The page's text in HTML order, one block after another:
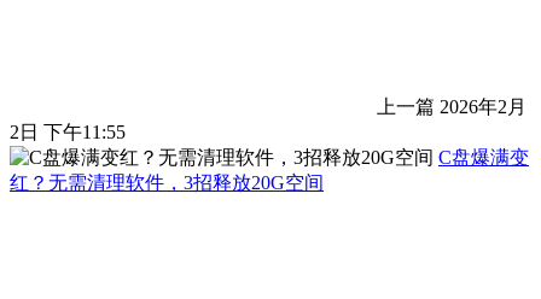
上一篇 2026年2月
2日 下午11:55
C盘爆满变
红？无需清理软件，3招释放20G空间